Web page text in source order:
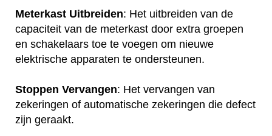
Meterkast Uitbreiden: Het uitbreiden van de
capaciteit van de meterkast door extra groepen
en schakelaars toe te voegen om nieuwe
elektrische apparaten te ondersteunen.
Stoppen Vervangen: Het vervangen van
zekeringen of automatische zekeringen die defect
zijn geraakt.